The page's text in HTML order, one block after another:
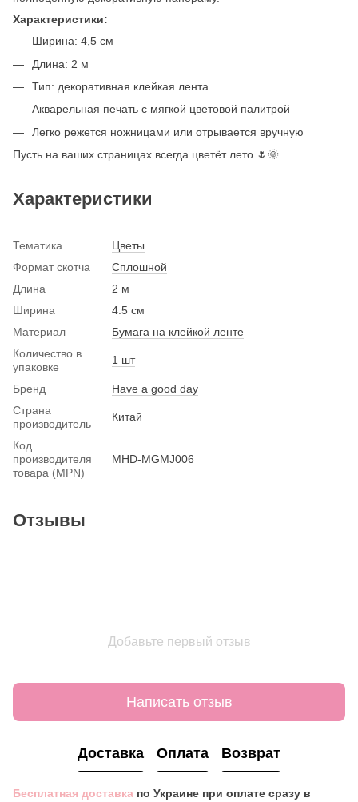
Характеристики:
Ширина: 4,5 см
Длина: 2 м
Тип: декоративная клейкая лента
Акварельная печать с мягкой цветовой палитрой
Легко режется ножницами или отрывается вручную
Пусть на ваших страницах всегда цветёт лето 🌷🌞
Характеристики
Тематика
Цветы
Формат скотча
Сплошной
Длина
2 м
Ширина
4.5 см
Материал
Бумага на клейкой ленте
Количество в
упаковке
1 шт
Бренд
Have a good day
Страна
производитель
Китай
Код
производителя
товара (MPN)
MHD-MGMJ006
Отзывы
Добавьте первый отзыв
Написать отзыв
Доставка Оплата Возврат
Бесплатная доставка по Украине при оплате сразу в